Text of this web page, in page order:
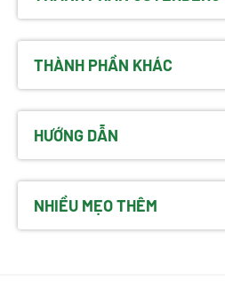
THÀNH PHẦN KHÁC
HƯỚNG DẪN
NHIỀU MẸO THÊM